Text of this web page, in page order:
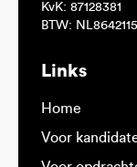
KvK: 87128381
BTW:
Links
Home
Voor